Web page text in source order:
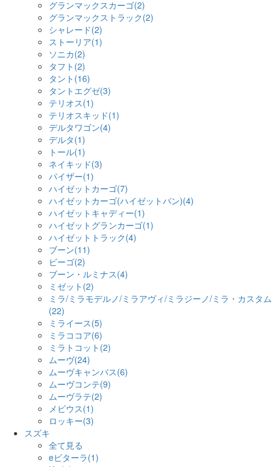
グランマックスカーゴ(2)
グランマックストラック(2)
シャレード(2)
ストーリア(1)
ソニカ(2)
タフト(2)
タント(16)
タントエグゼ(3)
テリオス(1)
テリオスキッド(1)
デルタワゴン(4)
デルタ(1)
トール(1)
ネイキッド(3)
パイザー(1)
ハイゼットカーゴ(7)
ハイゼットカーゴ(ハイゼットバン)(4)
ハイゼットキャディー(1)
ハイゼットグランカーゴ(1)
ハイゼットトラック(4)
ブーン(11)
ビーゴ(2)
ブーン・ルミナス(4)
ミゼット(2)
ミラ/ミラモデルノ/ミラアヴィ/ミラジーノ/ミラ・カスタム
(22)
ミライース(5)
ミラココア(6)
ミラトコット(2)
ムーヴ(24)
ムーヴキャンバス(6)
ムーヴコンテ(9)
ムーヴラテ(2)
メビウス(1)
ロッキー(3)
スズキ
全て見る
eビターラ(1)